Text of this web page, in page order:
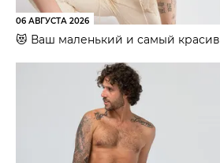
06 АВГУСТА 2026
😻 Ваш маленький и самый